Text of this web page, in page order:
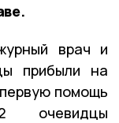
врач и
прибыли на
помощь
очевидцы